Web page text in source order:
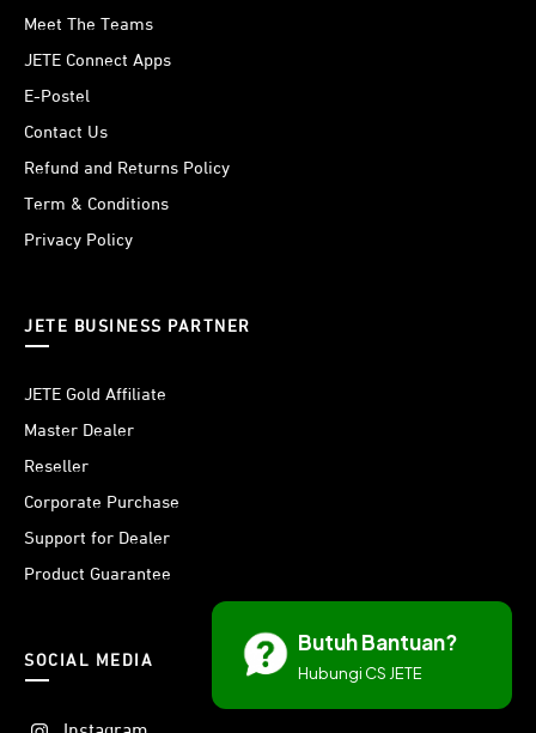
Meet The Teams
JETE Connect Apps
E-Postel
Contact Us
Refund and Returns Policy
Term & Conditions
Privacy Policy
JETE BUSINESS PARTNER
JETE Gold Affiliate
Master Dealer
Reseller
Corporate Purchase
Support for Dealer
Product Guarantee
SOCIAL MEDIA
Butuh Bantuan?
Hubungi CS JETE